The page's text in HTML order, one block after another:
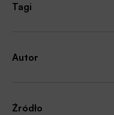
Tagi
Autor
Źródło